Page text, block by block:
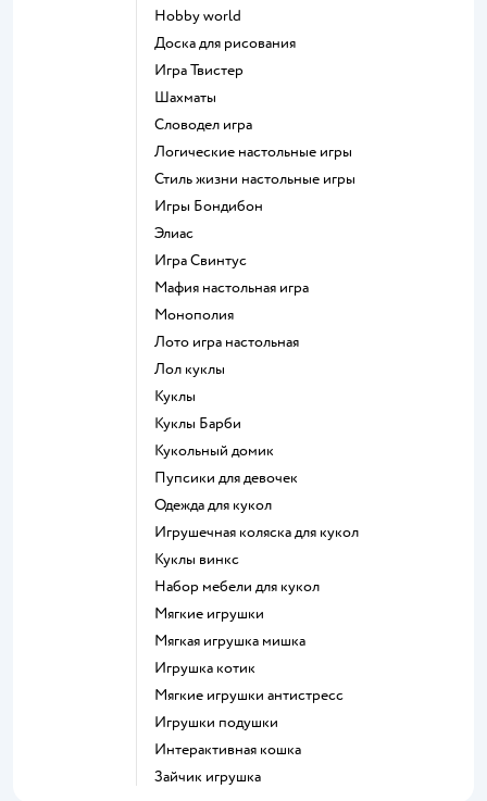
Hobby world
Доска для рисования
Игра Твистер
Шахматы
Словодел игра
Логические настольные игры
Стиль жизни настольные игры
Игры Бондибон
Элиас
Игра Свинтус
Мафия настольная игра
Монополия
Лото игра настольная
Лол куклы
Куклы
Куклы Барби
Кукольный домик
Пупсики для девочек
Одежда для кукол
Игрушечная коляска для кукол
Куклы винкс
Набор мебели для кукол
Мягкие игрушки
Мягкая игрушка мишка
Игрушка котик
Мягкие игрушки антистресс
Игрушки подушки
Интерактивная кошка
Зайчик игрушка